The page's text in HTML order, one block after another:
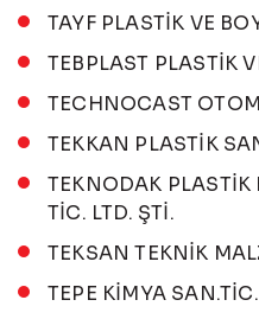
TAYF PLASTİK VE
TEBPLAST PLASTİK
TECHNOCAST
TEKKAN PLASTİK
TEKNODAK PLASTİK
TİC. LTD. ŞTİ.
TEKSAN TEKNİK
TEPE KİMYA